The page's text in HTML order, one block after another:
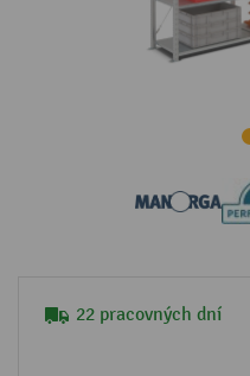
22 pracovných dní